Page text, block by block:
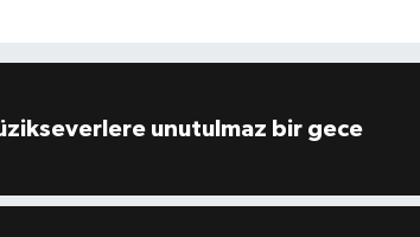
unutulmaz bir gece